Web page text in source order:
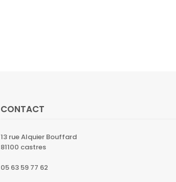
CONTACT
13 rue Alquier Bouffard
81100 castres
05 63 59 77 62